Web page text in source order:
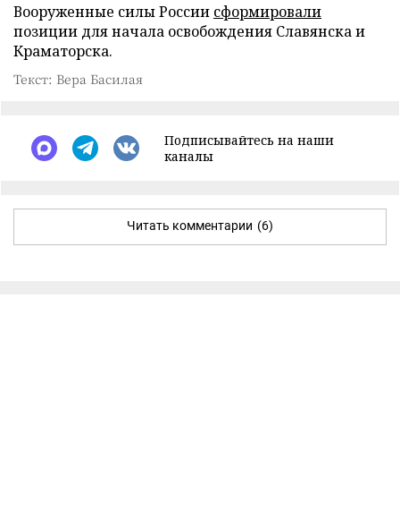
Вооруженные силы России сформировали
позиции для начала освобождения Славянска и
Краматорска.
Текст: Вера Басилая
Подписывайтесь на наши
каналы
Читать комментарии (6)